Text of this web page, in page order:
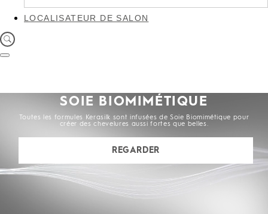
LOCALISATEUR DE SALON
SOIE BIOMIMÉTIQUE
Toutes les formules Kerasilk sont infusées de Soie Biomimétique pour
créer des chevelures aussi fortes que belles.
REGARDER